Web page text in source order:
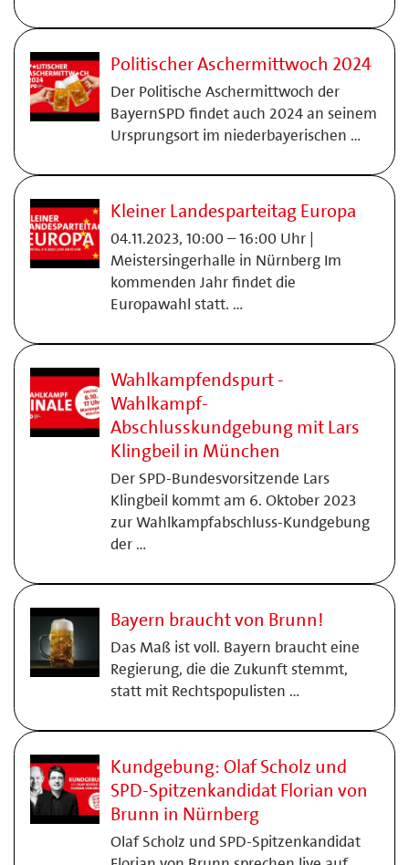
Politischer Aschermittwoch 2024
Der Politische Aschermittwoch der
BayernSPD findet auch 2024 an seinem
Ursprungsort im niederbayerischen …
Kleiner Landesparteitag Europa
04.11.2023, 10:00 – 16:00 Uhr |
Meistersingerhalle in Nürnberg Im
kommenden Jahr findet die
Europawahl statt. …
Wahlkampfendspurt -
Wahlkampf-
Abschlusskundgebung mit Lars
Klingbeil in München
Der SPD-Bundesvorsitzende Lars
Klingbeil kommt am 6. Oktober 2023
zur Wahlkampfabschluss-Kundgebung
der …
Bayern braucht von Brunn!
Das Maß ist voll. Bayern braucht eine
Regierung, die die Zukunft stemmt,
statt mit Rechtspopulisten …
Kundgebung: Olaf Scholz und
SPD-Spitzenkandidat Florian von
Brunn in Nürnberg
Olaf Scholz und SPD-Spitzenkandidat